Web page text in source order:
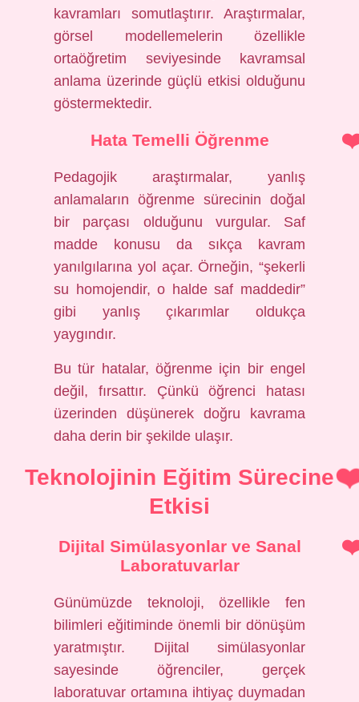
kavramları somutlaştırır. Araştırmalar,
görsel modellemelerin özellikle
ortaöğretim seviyesinde kavramsal
anlama üzerinde güçlü etkisi olduğunu
göstermektedir.
Hata Temelli Öğrenme
Pedagojik araştırmalar, yanlış
anlamaların öğrenme sürecinin doğal
bir parçası olduğunu vurgular. Saf
madde konusu da sıkça kavram
yanılgılarına yol açar. Örneğin, “şekerli
su homojendir, o halde saf maddedir”
gibi yanlış çıkarımlar oldukça
yaygındır.
Bu tür hatalar, öğrenme için bir engel
değil, fırsattır. Çünkü öğrenci hatası
üzerinden düşünerek doğru kavrama
daha derin bir şekilde ulaşır.
Teknolojinin Eğitim Sürecine
Etkisi
Dijital Simülasyonlar ve Sanal
Laboratuvarlar
Günümüzde teknoloji, özellikle fen
bilimleri eğitiminde önemli bir dönüşüm
yaratmıştır. Dijital simülasyonlar
sayesinde öğrenciler, gerçek
laboratuvar ortamına ihtiyaç duymadan